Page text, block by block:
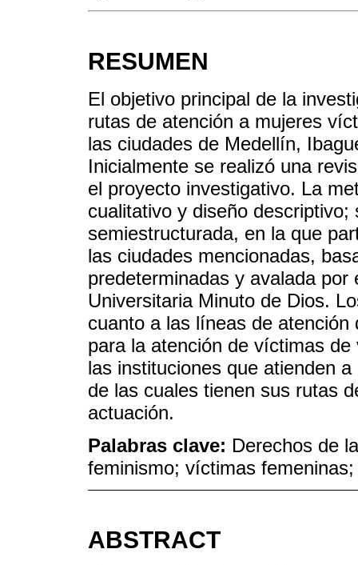
RESUMEN
El objetivo principal de la
rutas de atención a mujeres
las ciudades de Medellín,
Inicialmente se realizó una
el proyecto investigativo. La
cualitativo y diseño
semiestructurada, en la que
las ciudades mencionadas,
predeterminadas y avalada
Universitaria Minuto de Dios.
cuanto a las líneas de
para la atención de víctimas
las instituciones que atienden
de las cuales tienen sus rutas
actuación.
Palabras clave: Derechos de
feminismo; víctimas
ABSTRACT